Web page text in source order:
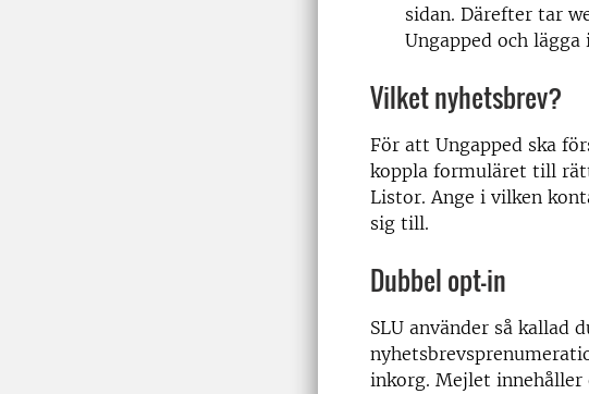
sidan. Därefter tar
Ungapped och lägga
Vilket nyhetsbrev?
För att Ungapped ska
koppla formuläret till
Listor.Ange i vilken
sig till.
Dubbel opt-in
SLU använder så kallad
inkorg. Mejlet innehåller